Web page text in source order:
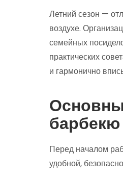
Летний сезон —
воздухе.
семейных
практических
и гармонично
барбекю
Перед началом
удобной,